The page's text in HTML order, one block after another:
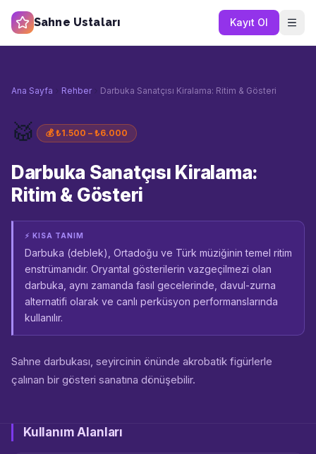
Sahne Ustaları Kayıt Ol
Ana Sayfa Rehber Darbuka Sanatçısı Kiralama: Ritim & Gösteri
🥁 💰₺1.500 – ₺6.000
Darbuka Sanatçısı Kiralama:
Ritim & Gösteri
⚡ KISA TANIM
Darbuka (deblek), Ortadoğu ve Türk müziğinin temel ritim
enstrümanıdır. Oryantal gösterilerin vazgeçilmezi olan
darbuka, aynı zamanda fasıl gecelerinde, davul-zurna
alternatifi olarak ve canlı perküsyon performanslarında
kullanılır.
Sahne darbukası, seyircinin önünde akrobatik figürlerle
çalınan bir gösteri sanatına dönüşebilir.
Kullanım Alanları